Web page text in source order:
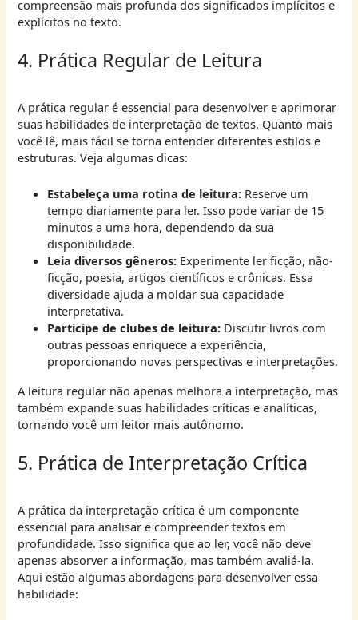
compreensão mais profunda dos significados implícitos e
explícitos no texto.
4. Prática Regular de Leitura
A prática regular é essencial para desenvolver e aprimorar
suas habilidades de interpretação de textos. Quanto mais
você lê, mais fácil se torna entender diferentes estilos e
estruturas. Veja algumas dicas:
Estabeleça uma rotina de leitura:Reserve um
tempo diariamente para ler. Isso pode variar de 15
minutos a uma hora, dependendo da sua
disponibilidade.
Leia diversos gêneros:Experimente ler ficção, não-
ficção, poesia, artigos científicos e crônicas. Essa
diversidade ajuda a moldar sua capacidade
interpretativa.
Participe de clubes de leitura:Discutir livros com
outras pessoas enriquece a experiência,
proporcionando novas perspectivas e interpretações.
A leitura regular não apenas melhora a interpretação, mas
também expande suas habilidades críticas e analíticas,
tornando você um leitor mais autônomo.
5. Prática de Interpretação Crítica
A prática da interpretação crítica é um componente
essencial para analisar e compreender textos em
profundidade. Isso significa que ao ler, você não deve
apenas absorver a informação, mas também avaliá-la.
Aqui estão algumas abordagens para desenvolver essa
habilidade: